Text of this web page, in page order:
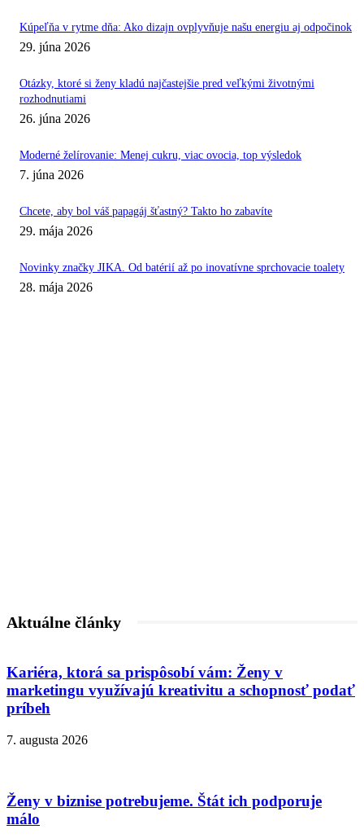
Kúpeľňa v rytme dňa: Ako dizajn ovplyvňuje našu energiu aj odpočinok
29. júna 2026
Otázky, ktoré si ženy kladú najčastejšie pred veľkými životnými
rozhodnutiami
26. júna 2026
Moderné želírovanie: Menej cukru, viac ovocia, top výsledok
7. júna 2026
Chcete, aby bol váš papagáj šťastný? Takto ho zabavíte
29. mája 2026
Novinky značky JIKA. Od batérií až po inovatívne sprchovacie toalety
28. mája 2026
Aktuálne články
Kariéra, ktorá sa prispôsobí vám: Ženy v
marketingu využívajú kreativitu a schopnosť podať
príbeh
7. augusta 2026
Ženy v biznise potrebujeme. Štát ich podporuje
málo